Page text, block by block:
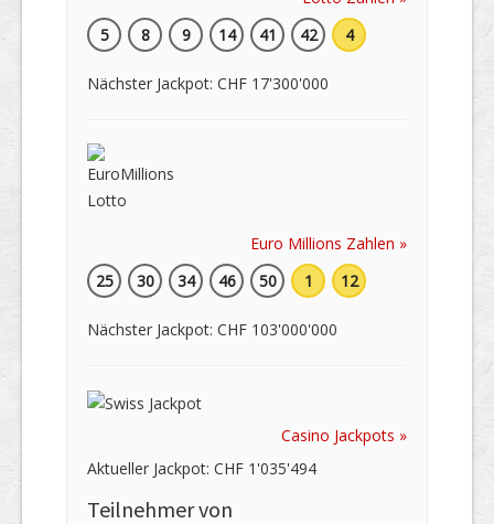
5
8 9 14 41 42 4
Nächster Jackpot: CHF 17'300'000
Euro Millions Zahlen »
25
30 34 46 50 1 12
Nächster Jackpot: CHF 103'000'000
Casino Jackpots »
Aktueller Jackpot: CHF 1'035'494
Teilnehmer von